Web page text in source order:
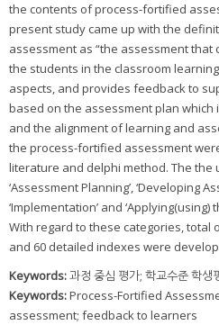
the contents of process-fortified
present study came up with the
assessment as “the assessment
the students in the classroom
aspects, and provides feedback to
based on the assessment plan which
and the alignment of learning and
the process-fortified assessment
literature and delphi method. The
‘Assessment Planning’, ‘Developing
‘Implementation’ and
With regard to these categories, total
and 60 detailed indexes were
Keywords:과정 중심 평가; 학교수준 학생
Keywords:Process-Fortified
assessment; feedback to learners